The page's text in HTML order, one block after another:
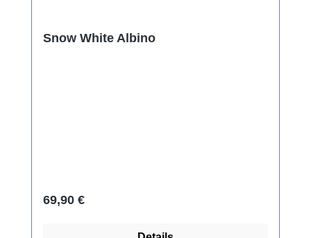
Snow White Albino
Regulärer Preis:
69,90 €